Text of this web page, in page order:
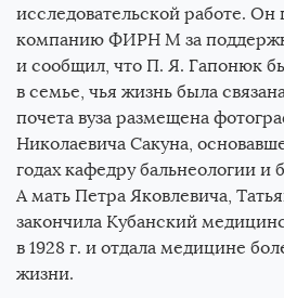
исследовательской работе. Он
компанию ФИРН М за
и сообщил, что П. Я. Гапонюк
в семье, чья жизнь была
почета вуза размещена
Николаевича Сакуна,
годах кафедру бальнеологии и
А мать Петра Яковлевича,
закончила Кубанский
в 1928 г. и отдала медицине
жизни.